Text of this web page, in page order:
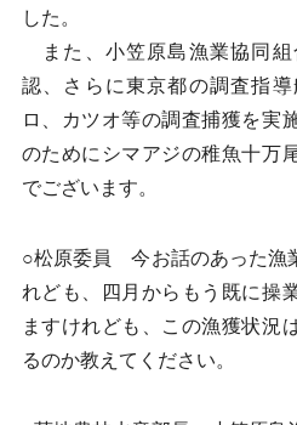
した。
また、小笠原島漁業協同組
認、さらに東京都の調査指
ロ、カツオ等の調査捕獲を実
のためにシマアジの稚魚十万
でございます。
○松原委員 今お話のあった漁
れども、四月からもう既に操
ますけれども、この漁獲状況
るのか教えてください。